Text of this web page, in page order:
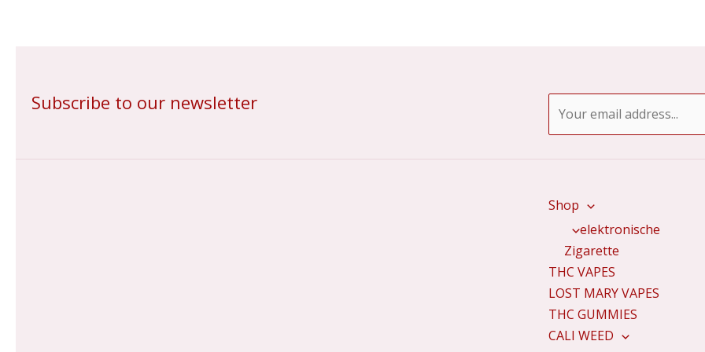
Subscribe to our newsletter
*
Shop
elektronische
Zigarette
THC VAPES
LOST MARY VAPES
THC GUMMIES
CALI WEED